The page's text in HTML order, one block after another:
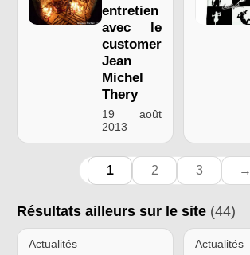
entretien
avec le
customer
Jean
Michel
Thery
19 août
2013
1 2 3 →
Résultats ailleurs sur le site (44)
Actualités Actualités